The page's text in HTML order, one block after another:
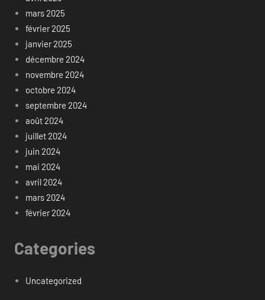
mars 2025
février 2025
janvier 2025
décembre 2024
novembre 2024
octobre 2024
septembre 2024
août 2024
juillet 2024
juin 2024
mai 2024
avril 2024
mars 2024
février 2024
Categories
Uncategorized